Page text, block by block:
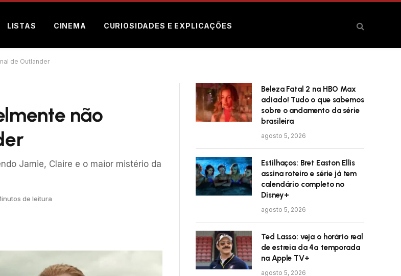
LISTAS CINEMA CURIOSIDADES E EXPLICAÇÕES
de Outlander
não
Jamie, Claire e o maior mistério da
de leitura
Beleza Fatal 2 na HBO Max
adiado! Tudo o que sabemos
sobre o andamento da série
brasileira
agosto 5, 2026
Estilhaços: Bret Easton Ellis
assina roteiro e série já tem
calendário completo no
Disney+
agosto 5, 2026
Ted Lasso: veja o horário real
de estreia da 4ª temporada
na Apple TV+
agosto 5, 2026